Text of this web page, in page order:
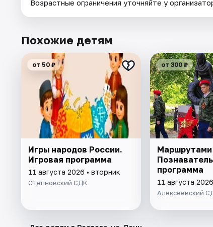
Возрастные ограничения уточняйте у
Похожие детям
от 50 ₽
Игры народов России.
Игровая программа
11 августа 2026 • вторник
Степновский СДК
от 300 ₽
программа
11 августа
Алексеевский